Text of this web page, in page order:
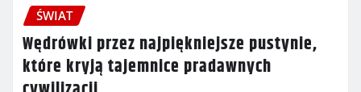
ŚWIAT
Wędrówki przez najpiękniejsze pustynie,
które kryją tajemnice pradawnych